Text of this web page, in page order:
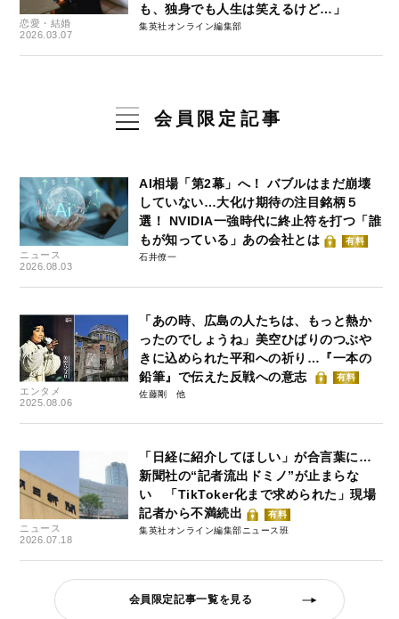
恋愛・結婚
2026.03.07
も、独身でも人生は笑えるけど…」
集英社オンライン編集部
会員限定記事
ニュース
2026.08.03
AI相場「第2幕」へ！ バブルはまだ崩壊
していない…大化け期待の注目銘柄５
選！ NVIDIA一強時代に終止符を打つ「誰
もが知っている」あの会社とは
有料
石井僚一
エンタメ
2025.08.06
「あの時、広島の人たちは、もっと熱か
ったのでしょうね」美空ひばりのつぶや
きに込められた平和への祈り…『一本の
鉛筆』で伝えた反戦への意志
有料
佐藤剛
ニュース
2026.07.18
「日経に紹介してほしい」が合言葉に…
新聞社の“記者流出ドミノ”が止まらな
い 「TikToker化まで求められた」現場
記者から不満続出
有料
集英社オンライン編集部ニュース班
会員限定記事一覧を見る